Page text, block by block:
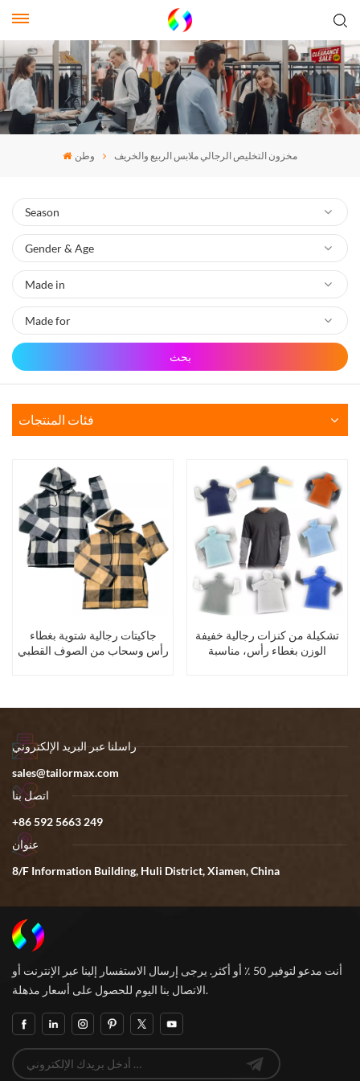
وطن مخزون التخليص الرجالي ملابس الربيع والخريف
بحث
فئات المنتجات
جاكيتات رجالية شتوية بغطاء
رأس وسحاب من الصوف القطبي
تشكيلة من كنزات رجالية خفيفة
الوزن بغطاء رأس، مناسبة
راسلنا عبر البريد الإلكتروني
sales@tailormax.com
اتصل بنا
+86 592 5663 249
عنوان
8/F Information Building, Huli District, Xiamen, China
أنت مدعو لتوفير 50 ٪ أو أكثر. يرجى إرسال الاستفسار إلينا عبر الإنترنت أو
الاتصال بنا اليوم للحصول على أسعار مذهلة.